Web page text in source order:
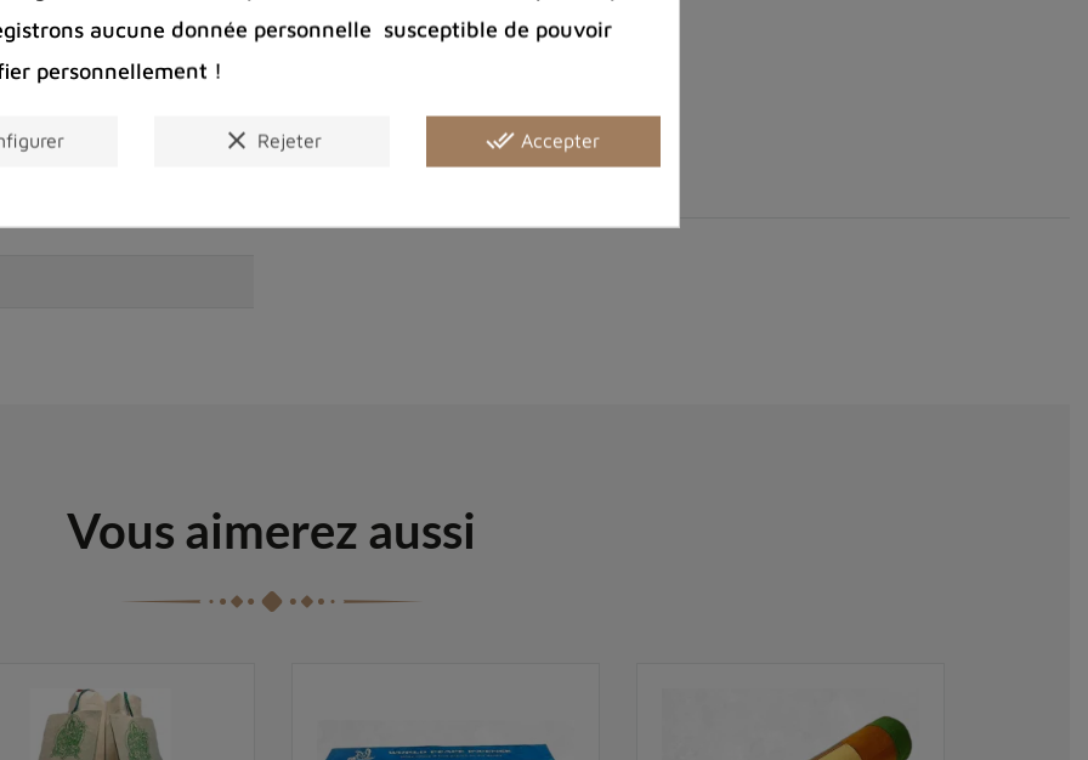
Vous aimerez aussi
aucune donnée personnelle susceptible de pouvoir
personnellement !
clear Rejeter done_all Accepter